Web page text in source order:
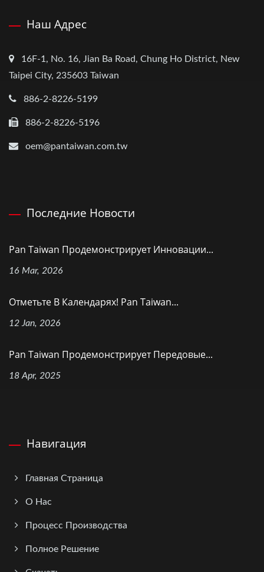
Наш Адрес
16F-1, No. 16, Jian Ba Road, Chung Ho District, New
Taipei City, 235603 Taiwan
886-2-8226-5199
886-2-8226-5196
oem@pantaiwan.com.tw
Последние Новости
Pan Taiwan Продемонстрирует Инновации...
16 Mar, 2026
Отметьте В Календарях! Pan Taiwan...
12 Jan, 2026
Pan Taiwan Продемонстрирует Передовые...
18 Apr, 2025
Навигация
Главная Страница
О Нас
Процесс Производства
Полное Решение